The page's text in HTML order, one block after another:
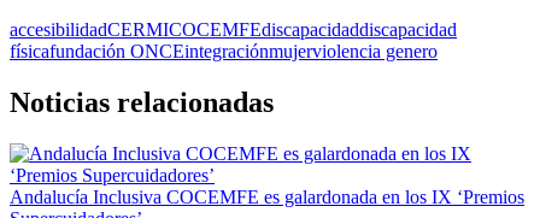
accesibilidadCERMICOCEMFEdiscapacidaddiscapacidad
físicafundación ONCEintegraciónmujerviolencia genero
Noticias relacionadas
Andalucía Inclusiva COCEMFE es galardonada en los IX ‘Premios